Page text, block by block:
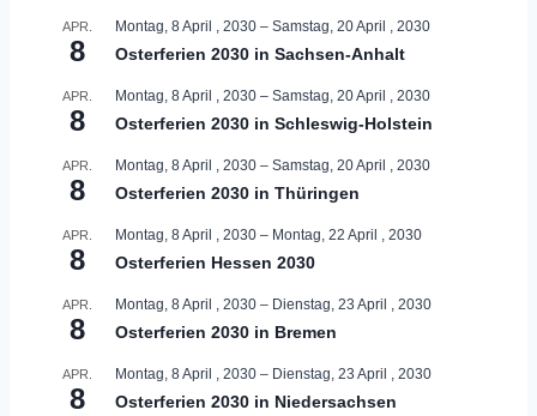
APR.
8
Montag, 8 April , 2030 – Samstag, 20 April , 2030
Osterferien 2030 in Sachsen-Anhalt
APR.
8
Montag, 8 April , 2030 – Samstag, 20 April , 2030
Osterferien 2030 in Schleswig-Holstein
APR.
8
Montag, 8 April , 2030 – Samstag, 20 April , 2030
Osterferien 2030 in Thüringen
APR.
8
Montag, 8 April , 2030 – Montag, 22 April , 2030
Osterferien Hessen 2030
APR.
8
Montag, 8 April , 2030 – Dienstag, 23 April , 2030
Osterferien 2030 in Bremen
APR.
8
Montag, 8 April , 2030 – Dienstag, 23 April , 2030
Osterferien 2030 in Niedersachsen